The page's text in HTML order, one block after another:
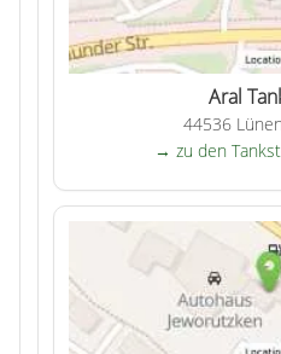
Aral
44536
→ zu den